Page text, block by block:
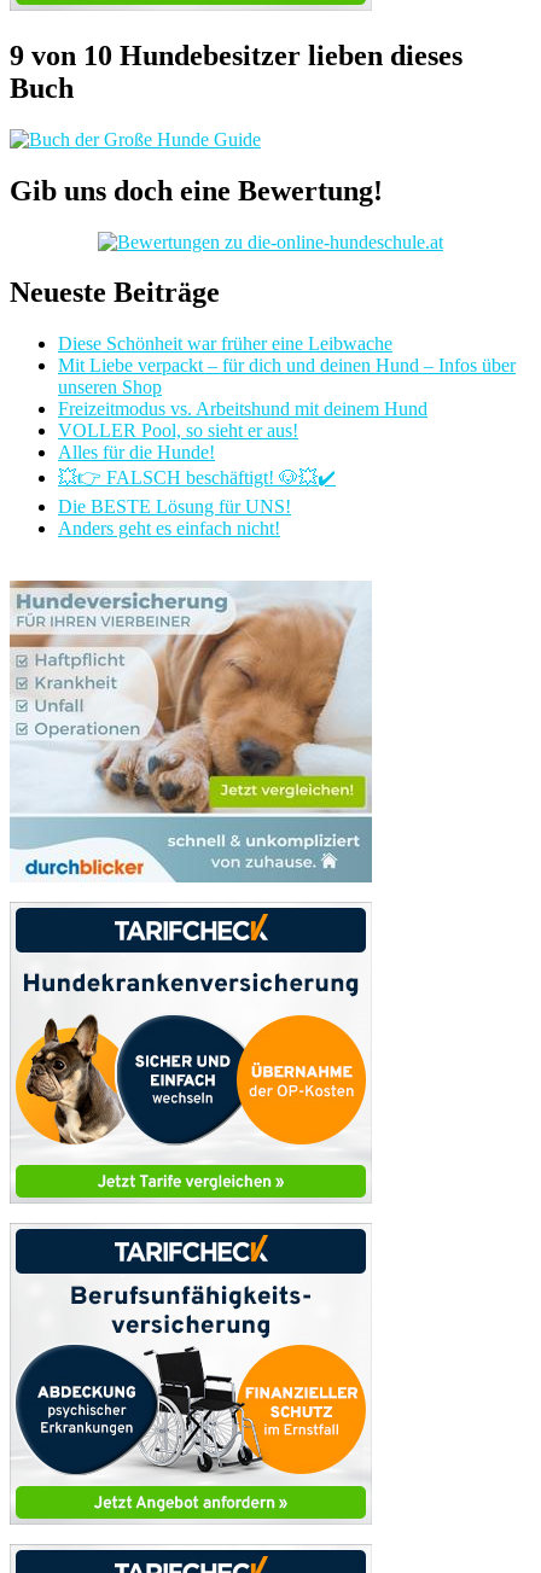
9 von 10 Hundebesitzer lieben dieses
Buch
Gib uns doch eine Bewertung!
Neueste Beiträge
Diese Schönheit war früher eine Leibwache
Mit Liebe verpackt – für dich und deinen Hund – Infos über
unseren Shop
Freizeitmodus vs. Arbeitshund mit deinem Hund
VOLLER Pool, so sieht er aus!
Alles für die Hunde!
💥👉 FALSCH beschäftigt! 🐶💥✔️
Die BESTE Lösung für UNS!
Anders geht es einfach nicht!